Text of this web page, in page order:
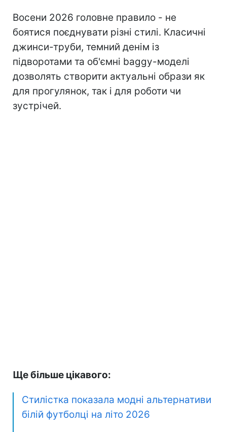
Восени 2026 головне правило - не
боятися поєднувати різні стилі. Класичні
джинси-труби, темний денім із
підворотами та об'ємні baggy-моделі
дозволять створити актуальні образи як
для прогулянок, так і для роботи чи
зустрічей.
Ще більше цікавого:
Стилістка показала модні альтернативи
білій футболці на літо 2026